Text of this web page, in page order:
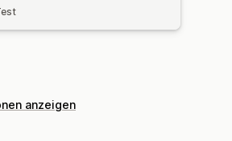
anzeigen